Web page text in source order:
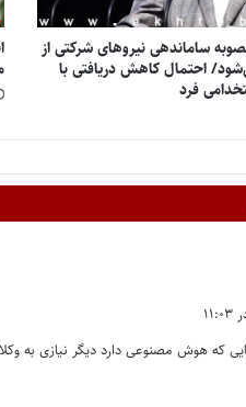
ساماندهی نیروهای شرکتی از
احتمال کاهش دریافتی با
فرد
که هوش مصنوعی دارد دیگر نیازی به